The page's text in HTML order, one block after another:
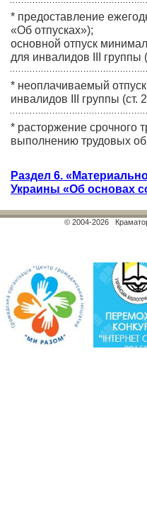
* предоставление
«Об отпусках»);
основной отпуск
для инвалидов III группы
* неоплачиваемый
инвалидов III группы (ст.
* расторжение срочного
выполнению трудовых
Раздел 6.
Украины «Об основах
© 2004-2026